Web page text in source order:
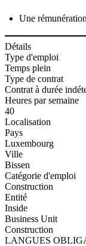
Une
Détails
Type d'emploi
Temps plein
Type de contrat
Contrat à durée
Heures par semaine
40
Localisation
Pays
Luxembourg
Ville
Bissen
Catégorie d'emploi
Construction
Entité
Inside
Business Unit
Construction
LANGUES